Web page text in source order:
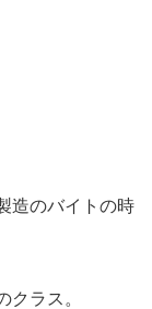
造のバイトの時
クラス。